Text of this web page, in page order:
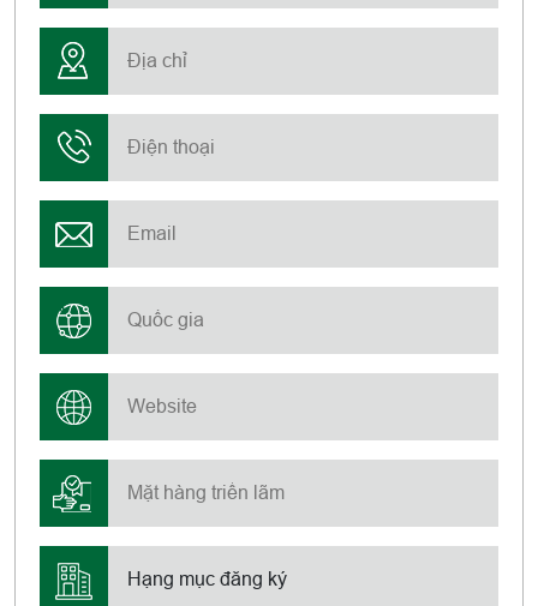
Hạng mục đăng ký